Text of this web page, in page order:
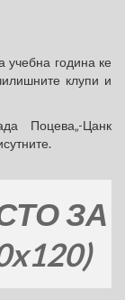
учебна година ке
клупи и
Поцева„-Цанк